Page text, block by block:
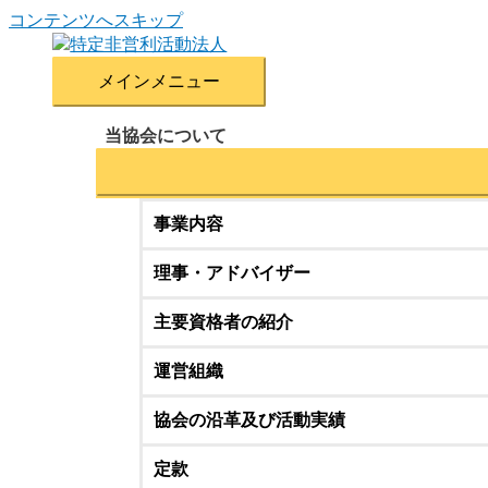
コンテンツへスキップ
メインメニュー
当協会について
事業内容
理事・アドバイザー
主要資格者の紹介
運営組織
協会の沿革及び活動実績
定款